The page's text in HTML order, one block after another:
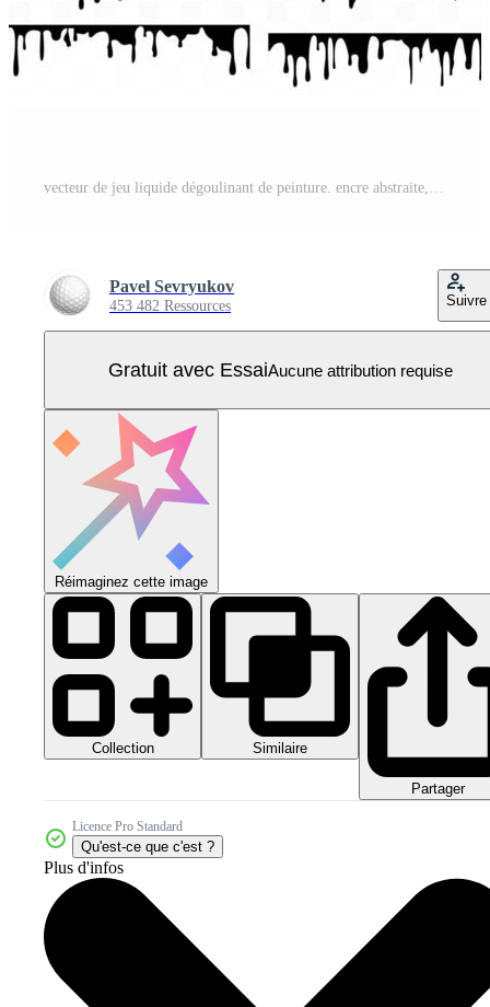
vecteur de jeu liquide dégoulinant de peinture. encre abstraite, éclaboussures de peinture. diverses éclaboussures de sang. chocolat, fuite de sirop. les flux. conception grunge. illustration isolée Vecteur Pro
Pavel Sevryukov
453 482 Ressources Suivre
Gratuit avec EssaiAucune attribution requise
Réimaginez cette image
Collection Similaire
Partager
Licence Pro Standard
Qu'est-ce que c'est ?
Plus d'infos